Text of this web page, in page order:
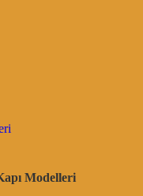
Modelleri